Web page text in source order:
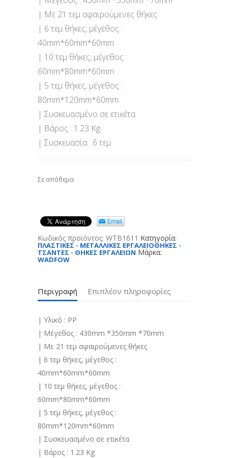
| Με 21 τεμ αφαιρούμενες θήκες
| 6 τεμ θήκες, μέγεθος :
40mm*60mm*60mm
| 10 τεμ θήκες, μέγεθος :
60mm*80mm*60mm
| 5 τεμ θήκες, μέγεθος :
80mm*120mm*60mm
| Συσκευασμένο σε ετικέτα
| Βάρος : 1.23 Kg
| Συσκευασία : 6 τεμ
Σε απόθεμα
Κωδικός προϊόντος: WTB1611 Κατηγορία:
ΠΛΑΣΤΙΚΕΣ - ΜΕΤΑΛΛΙΚΕΣ ΕΡΓΑΛΕΙΟΘΗΚΕΣ -
ΤΣΑΝΤΕΣ - ΘΗΚΕΣ ΕΡΓΑΛΕΙΩΝ Μάρκα:
WADFOW
Περιγραφή Επιπλέον πληροφορίες
| Υλικό : PP
| Μέγεθος : 430mm *350mm *70mm
| Με 21 τεμ αφαιρούμενες θήκες
| 6 τεμ θήκες, μέγεθος :
40mm*60mm*60mm
| 10 τεμ θήκες, μέγεθος :
60mm*80mm*60mm
| 5 τεμ θήκες, μέγεθος :
80mm*120mm*60mm
| Συσκευασμένο σε ετικέτα
| Βάρος : 1.23 Kg